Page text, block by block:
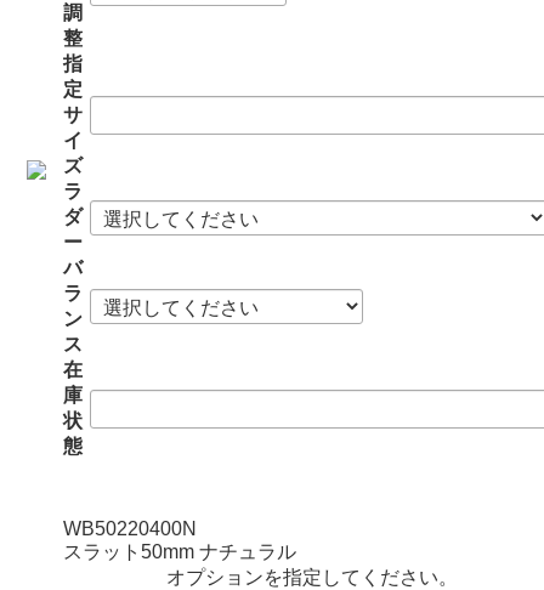
調
整
指
定
サ
イ
ズ
ラ
ダ
ー
バ
ラ
ン
ス
在
庫
状
態
WB50220400N
スラット50mm ナチュラル
オプションを指定してください。